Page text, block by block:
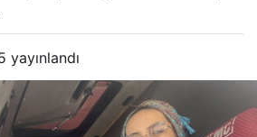
yayınlandı